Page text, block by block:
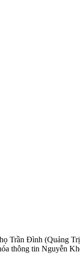
Trần Đình (Quảng
thông tin Nguyễn